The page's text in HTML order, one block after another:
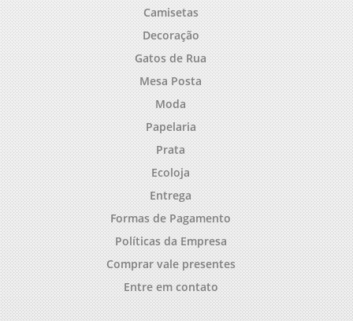
Camisetas
Decoração
Gatos de Rua
Mesa Posta
Moda
Papelaria
Prata
Ecoloja
Entrega
Formas de Pagamento
Políticas da Empresa
Comprar vale presentes
Entre em contato